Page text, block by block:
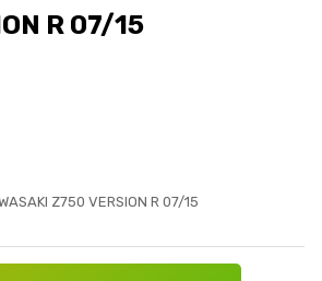
R 07/15
Z750 VERSION R 07/15